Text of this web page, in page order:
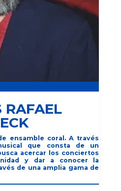
RAFAEL
ensamble coral. A través
que consta de un
acercar los conciertos
y dar a conocer la
de una amplia gama de